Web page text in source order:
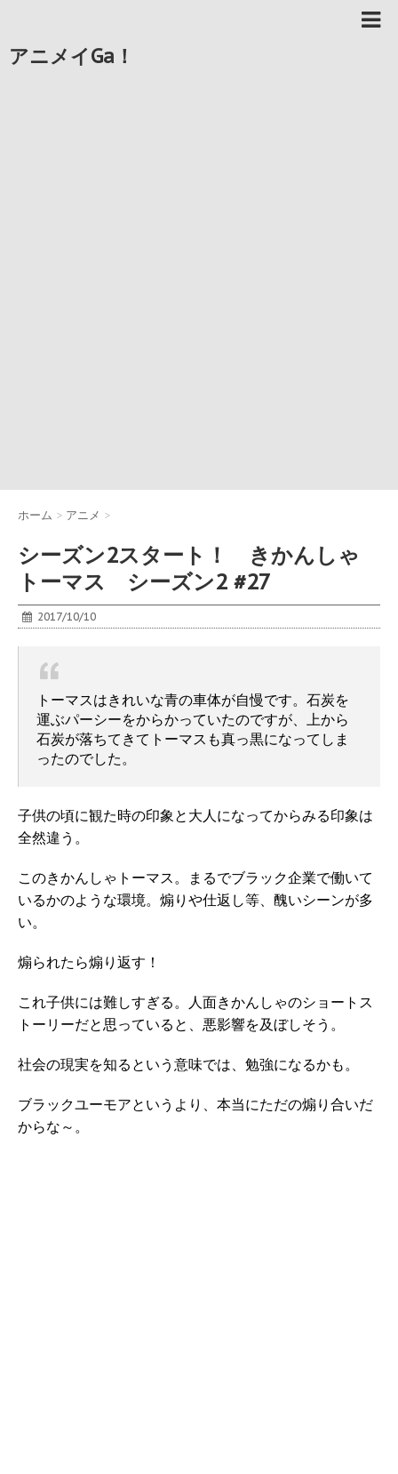
アニメイGa！
ホーム > アニメ >
シーズン2スタート！ きかんしゃ
トーマス シーズン2 #27
2017/10/10
トーマスはきれいな青の車体が自慢です。石炭を
運ぶパーシーをからかっていたのですが、上から
石炭が落ちてきてトーマスも真っ黒になってしま
ったのでした。
子供の頃に観た時の印象と大人になってからみる印象は
全然違う。
このきかんしゃトーマス。まるでブラック企業で働いて
いるかのような環境。煽りや仕返し等、醜いシーンが多
い。
煽られたら煽り返す！
これ子供には難しすぎる。人面きかんしゃのショートス
トーリーだと思っていると、悪影響を及ぼしそう。
社会の現実を知るという意味では、勉強になるかも。
ブラックユーモアというより、本当にただの煽り合いだ
からな～。